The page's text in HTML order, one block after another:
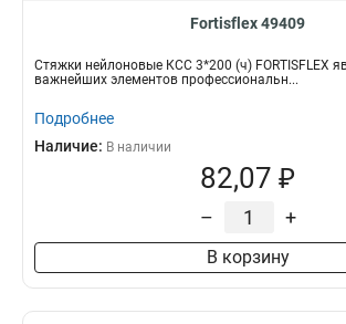
Fortisflex 49409
Стяжки нейлоновые КСС 3*200 (ч) FORTISFLEX
важнейших элементов профессиональн...
Подробнее
Наличие: В наличии
82,07 ₽
– +
В корзину